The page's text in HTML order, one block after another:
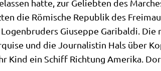
hat­te, zur Gelieb­ten des
die Römi­sche Repu­blik des
Giu­sep­pe Gari­bal­di.
und die Jour­na­li­stin Hals über
Kind ein Schiff Rich­tung Ame­ri­ka.